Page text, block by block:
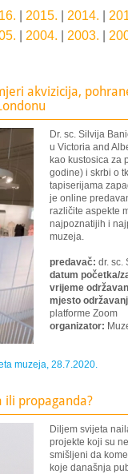
2015. 2014.
2004. 2003.
akvizicija,
Dr. sc. Silvija
u Victoria and
kao kustosica za
godine) i skrbi o
tapiserijama
je online
različite aspekte
najpoznatijih i
muzeja.
predavač: dr. sc.
datum početka/
vrijeme
mjesto
platforme Zoom
organizator:
muzeja, 28.7.2020.
ili propaganda?
Diljem svijeta
projekte koji su
smišljeni da
koje današnja